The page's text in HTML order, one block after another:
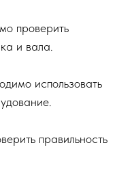
проверить
и вала.
использовать
правильность